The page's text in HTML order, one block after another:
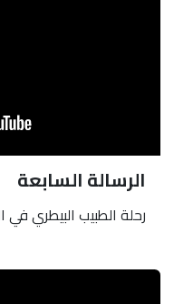
الرسالة السابعة
رحلة الطبيب البيطري